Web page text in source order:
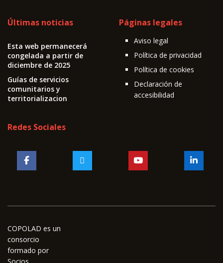
Últimas noticias
Esta web permanecerá
congelada a partir de
diciembre de 2025
Guías de servicios
comunitarios y
territorializacion
Páginas legales
Aviso legal
Política de privacidad
Política de cookies
Declaración de
accesibilidad
Redes Sociales
COPOLAD es un
consorcio
formado por